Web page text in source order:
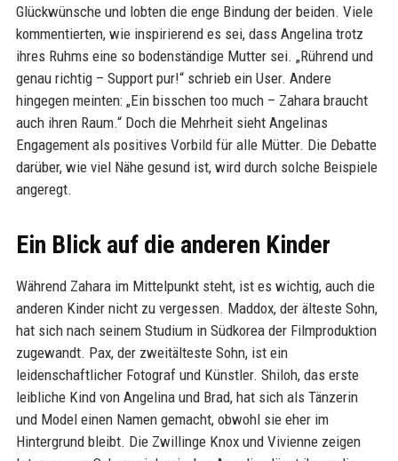
Glückwünsche und lobten die enge Bindung der beiden. Viele
kommentierten, wie inspirierend es sei, dass Angelina trotz
ihres Ruhms eine so bodenständige Mutter sei. „Rührend und
genau richtig – Support pur!“ schrieb ein User. Andere
hingegen meinten: „Ein bisschen too much – Zahara braucht
auch ihren Raum.“ Doch die Mehrheit sieht Angelinas
Engagement als positives Vorbild für alle Mütter. Die Debatte
darüber, wie viel Nähe gesund ist, wird durch solche Beispiele
angeregt.
Ein Blick auf die anderen Kinder
Während Zahara im Mittelpunkt steht, ist es wichtig, auch die
anderen Kinder nicht zu vergessen. Maddox, der älteste Sohn,
hat sich nach seinem Studium in Südkorea der Filmproduktion
zugewandt. Pax, der zweitälteste Sohn, ist ein
leidenschaftlicher Fotograf und Künstler. Shiloh, das erste
leibliche Kind von Angelina und Brad, hat sich als Tänzerin
und Model einen Namen gemacht, obwohl sie eher im
Hintergrund bleibt. Die Zwillinge Knox und Vivienne zeigen